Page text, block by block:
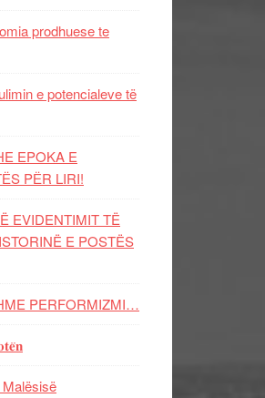
prodhuese te
e potencialeve të
EPOKA E
PЁR LIRI!
EVIDENTIMIT TË
E POSTËS
PERFORMIZMI…